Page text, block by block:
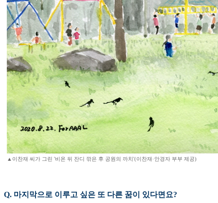
▲이찬재 씨가 그린 '비온 뒤 잔디 깎은 후 공원의 까치'(이찬재·안경자 부부 제공)
Q. 마지막으로 이루고 싶은 또 다른 꿈이 있다면요?